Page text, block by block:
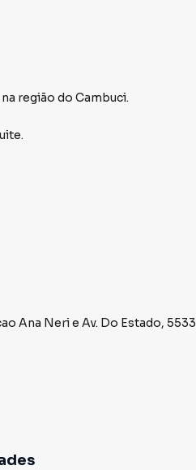
região do Cambuci.
Ana Nerie Av. Do Estado, 5533